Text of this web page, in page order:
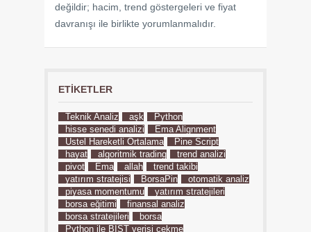
değildir; hacim, trend göstergeleri ve fiyat
davranışı ile birlikte yorumlanmalıdır.
ETIKETLER
Teknik Analiz aşk
Python
hisse senedi analizi
Ema Alignment
Üstel Hareketli Ortalama
Pine Script
hayat
algoritmik trading
trend analizi
pivot
Ema allah
trend takibi
yatırım stratejisi
BorsaPin
otomatik analiz
piyasa momentumu
yatırım stratejileri
borsa eğitimi
finansal analiz
borsa stratejileri
borsa
Python ile BIST verisi çekme